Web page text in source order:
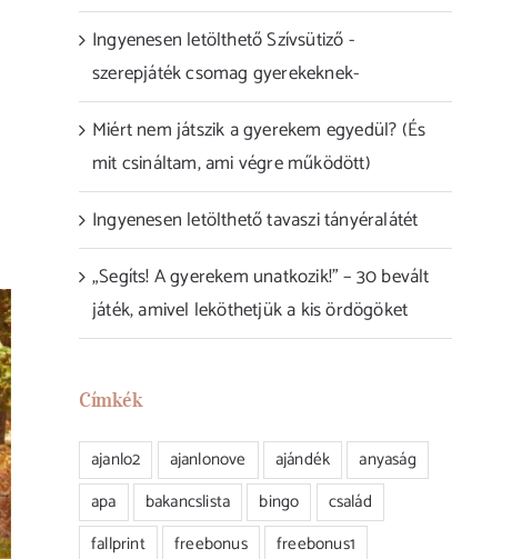
Ingyenesen letölthető Szívsütiző -
szerepjáték csomag gyerekeknek-
Miért nem játszik a gyerekem egyedül? (És
mit csináltam, ami végre működött)
Ingyenesen letölthető tavaszi tányéralátét
„Segíts! A gyerekem unatkozik!” – 30 bevált
játék, amivel leköthetjük a kis ördögöket
Címkék
ajanlo2 ajanlonove ajándék
anyaság
apa
bakancslista bingo
család
fallprint
freebonus
freebonus1